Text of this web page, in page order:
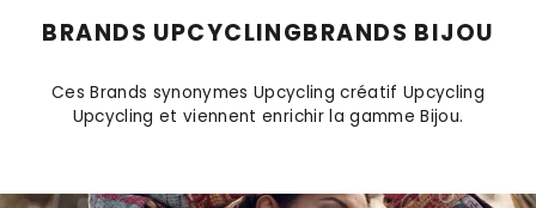
BRANDS UPCYCLINGBRANDS BIJOU
Ces Brands synonymes Upcycling créatif Upcycling
Upcycling et viennent enrichir la gamme Bijou.